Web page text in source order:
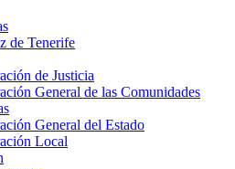
de Tenerife
de Justicia
General de las Comunidades
General del Estado
Local